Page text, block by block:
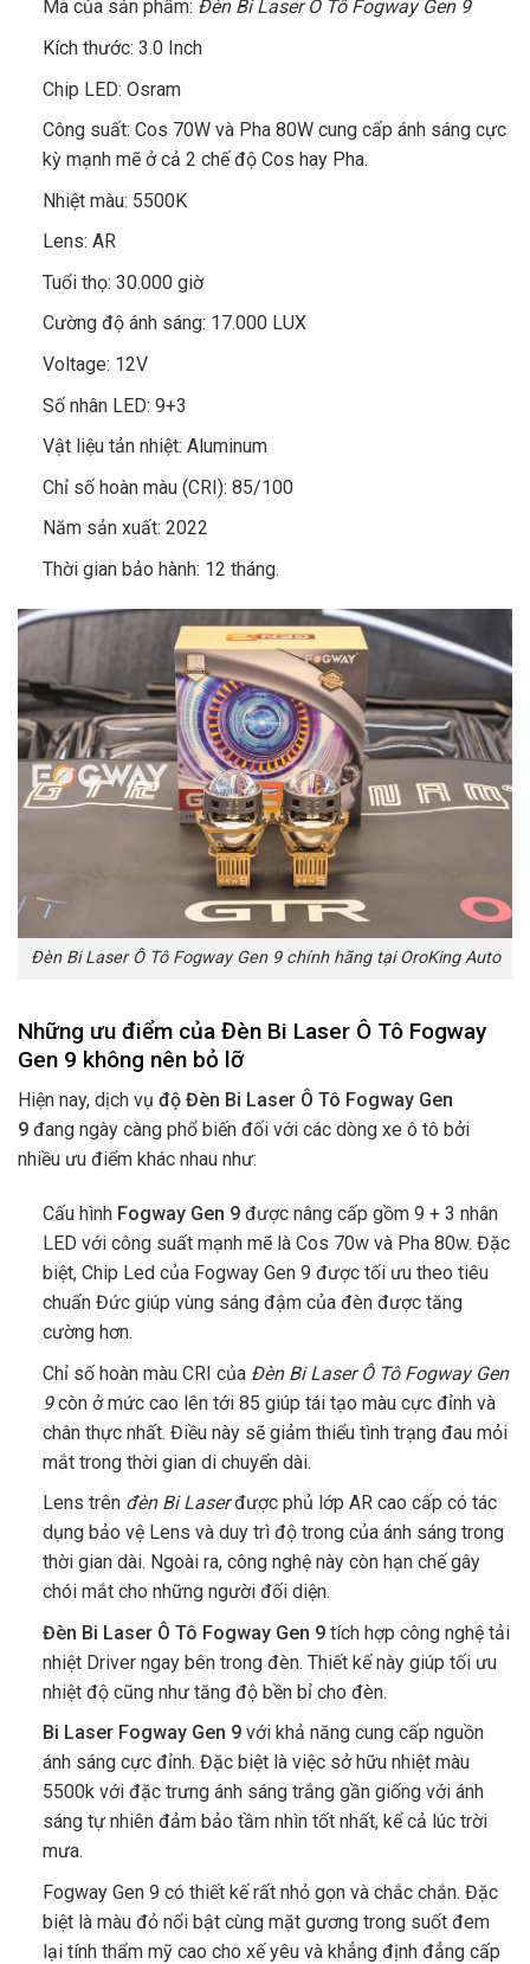
Mã của sản phẩm: Đèn Bi Laser Ô Tô Fogway Gen 9
Kích thước: 3.0 Inch
Chip LED: Osram
Công suất: Cos 70W và Pha 80W cung cấp ánh sáng cực
kỳ mạnh mẽ ở cả 2 chế độ Cos hay Pha.
Nhiệt màu: 5500K
Lens: AR
Tuổi thọ: 30.000 giờ
Cường độ ánh sáng: 17.000 LUX
Voltage: 12V
Số nhân LED: 9+3
Vật liệu tản nhiệt: Aluminum
Chỉ số hoàn màu (CRI): 85/100
Năm sản xuất: 2022
Thời gian bảo hành: 12 tháng.
Đèn Bi Laser Ô Tô Fogway Gen 9 chính hãng tại OroKing Auto
Những ưu điểm của Đèn Bi Laser Ô Tô Fogway
Gen 9 không nên bỏ lỡ
Hiện nay, dịch vụ độ Đèn Bi Laser Ô Tô Fogway Gen
9 đang ngày càng phổ biến đối với các dòng xe ô tô bởi
nhiều ưu điểm khác nhau như:
Cấu hình Fogway Gen 9 được nâng cấp gồm 9 + 3 nhân
LED với công suất mạnh mẽ là Cos 70w và Pha 80w. Đặc
biệt, Chip Led của Fogway Gen 9 được tối ưu theo tiêu
chuẩn Đức giúp vùng sáng đậm của đèn được tăng
cường hơn.
Chỉ số hoàn màu CRI của Đèn Bi Laser Ô Tô Fogway Gen
9còn ở mức cao lên tới 85 giúp tái tạo màu cực đỉnh và
chân thực nhất. Điều này sẽ giảm thiểu tình trạng đau mỏi
mắt trong thời gian di chuyển dài.
Lens trên đèn Bi Laserđược phủ lớp AR cao cấp có tác
dụng bảo vệ Lens và duy trì độ trong của ánh sáng trong
thời gian dài. Ngoài ra, công nghệ này còn hạn chế gây
chói mắt cho những người đối diện.
Đèn Bi Laser Ô Tô Fogway Gen 9 tích hợp công nghệ tải
nhiệt Driver ngay bên trong đèn. Thiết kế này giúp tối ưu
nhiệt độ cũng như tăng độ bền bỉ cho đèn.
Bi Laser Fogway Gen 9 với khả năng cung cấp nguồn
ánh sáng cực đỉnh. Đặc biệt là việc sở hữu nhiệt màu
5500k với đặc trưng ánh sáng trắng gần giống với ánh
sáng tự nhiên đảm bảo tầm nhìn tốt nhất, kể cả lúc trời
mưa.
Fogway Gen 9 có thiết kế rất nhỏ gọn và chắc chắn. Đặc
biệt là màu đỏ nổi bật cùng mặt gương trong suốt đem
lại tính thẩm mỹ cao cho xế yêu và khẳng định đẳng cấp